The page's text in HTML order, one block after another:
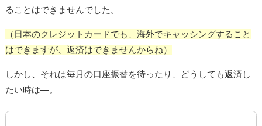
ることはできませんでした。
（日本のクレジットカードでも、海外でキャッシングすること
はできますが、返済はできませんからね）
しかし、それは毎月の口座振替を待ったり、どうしても返済し
たい時は―。